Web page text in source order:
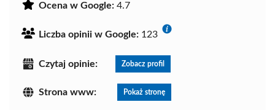
Ocena w Google: 4.7
Liczba opinii w Google: 123
Czytaj opinie: Zobacz profil
Strona www: Pokaż stronę